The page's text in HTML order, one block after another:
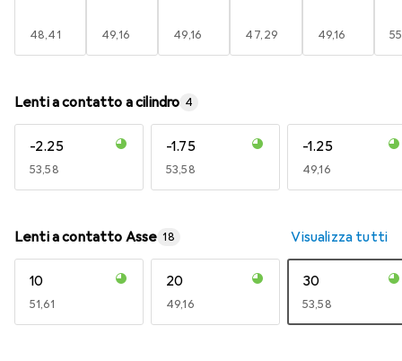
EUR
48,41 EUR
49,16 EUR
49,16 EUR
47,29 EUR
49,16
Lenti a contatto a cilindro 4
-2.25
EUR
53,58
-1.75
EUR
53,58
-1.25
EUR
49,16
Lenti a contatto Asse 18 Visualizza tutti
10
EUR
51,61
20
EUR
49,16
30
EUR
53,58